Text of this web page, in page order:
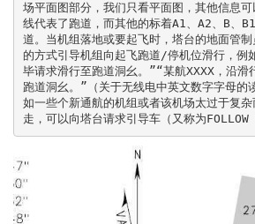
场平面图部分，我们只看平面图，其他信息
线代表了跑道，而其他的标着A1、A2、B、
道。当机组落地或要起飞时，塔台的地面管
的方式引导机组向起飞跑道/停机位滑行，例
毕请求滑行至跑道洞幺。”“某航XXXX，沿滑
跑道洞幺。”（关于无线电中英文数字字母的
如一些个新通航的机组或者该机场太过于复